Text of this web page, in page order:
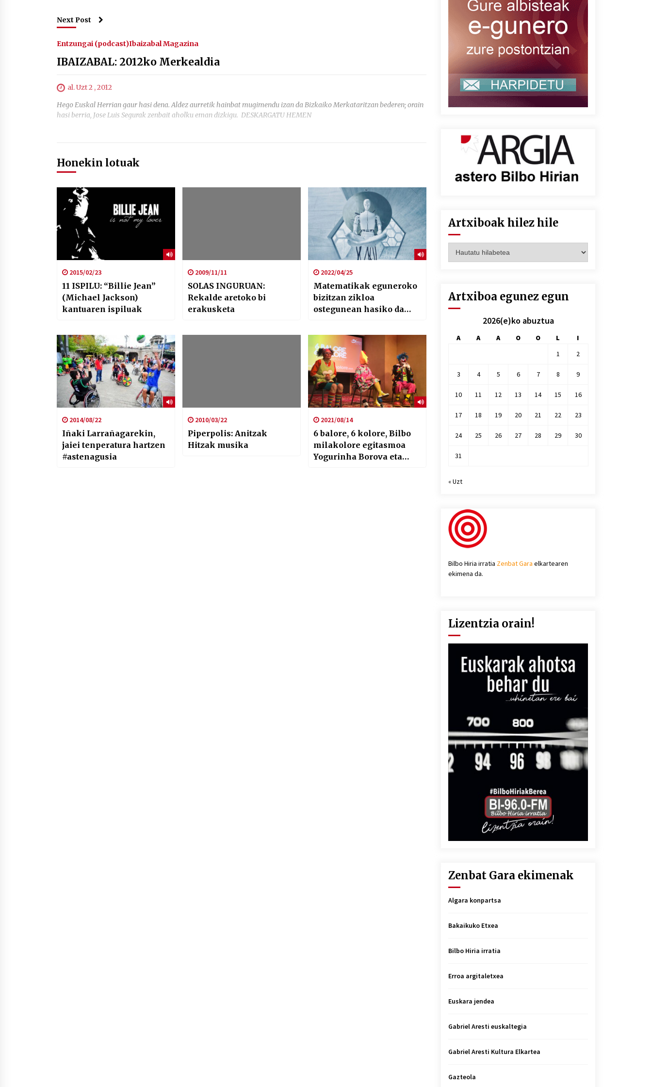
Next Post
Entzungai (podcast)Ibaizabal Magazina
IBAIZABAL: 2012ko Merkealdia
al. Uzt 2 , 2012
Hego Euskal Herrian gaur hasi dena. Aldez aurretik hainbat mugimendu izan da Bizkaiko Merkataritzan bederen; orain
hasi berria, Jose Luis Segurak zenbait aholku eman dizkigu. DESKARGATU HEMEN
Honekin lotuak
2015/02/23
11 ISPILU: “Billie Jean”
(Michael Jackson)
kantuaren ispiluak
2009/11/11
SOLAS INGURUAN:
Rekalde aretoko bi
erakusketa
2022/04/25
Matematikak eguneroko
bizitzan zikloa
ostegunean hasiko da
2014/08/22
Iñaki Larrañagarekin,
jaiei tenperatura hartzen
#astenagusia
2010/03/22
Piperpolis: Anitzak
Hitzak musika
2021/08/14
6 balore, 6 kolore, Bilbo
milakolore egitasmoa
Yogurinha Borova eta
Artxiboak hilez hile
hilez
Artxiboa egunez egun
2026(e)ko abuztua
A A A O O L
I
1
2
3 4 5 6 7 8 9
10 11 12 13 14 15 16
17 18 19 20 21 22 23
24 25 26 27 28 29 30
31
« Uzt
Bilbo Hiria irratia Zenbat Gara elkartearen
ekimena da.
Lizentzia orain!
Zenbat Gara ekimenak
Algara konpartsa
Bakaikuko Etxea
Bilbo Hiria irratia
Erroa argitaletxea
Euskara jendea
Gabriel Aresti euskaltegia
Gabriel Aresti Kultura Elkartea
Gazteola